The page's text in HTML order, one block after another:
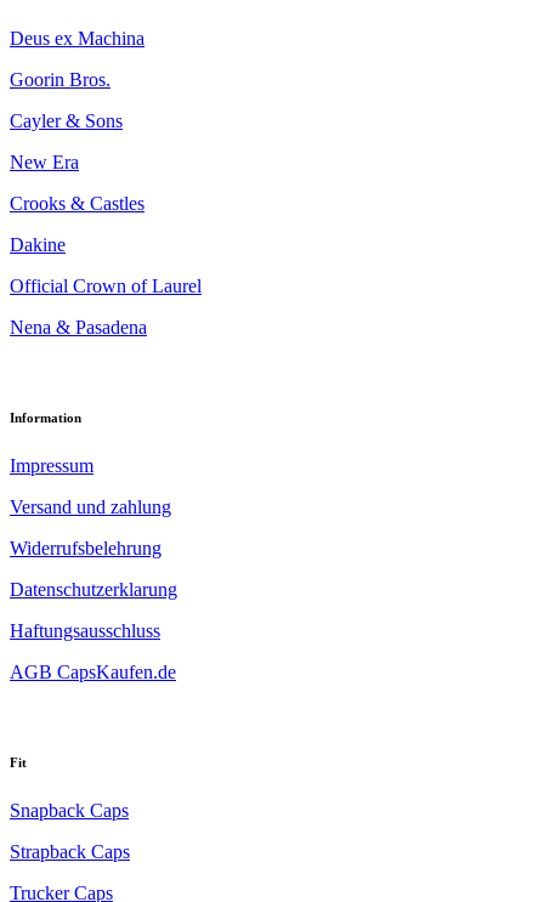
Deus ex Machina
Goorin Bros.
Cayler & Sons
New Era
Crooks & Castles
Dakine
Official Crown of Laurel
Nena & Pasadena
Information
Impressum
Versand und zahlung
Widerrufsbelehrung
Datenschutzerklarung
Haftungsausschluss
AGB CapsKaufen.de
Fit
Snapback Caps
Strapback Caps
Trucker Caps